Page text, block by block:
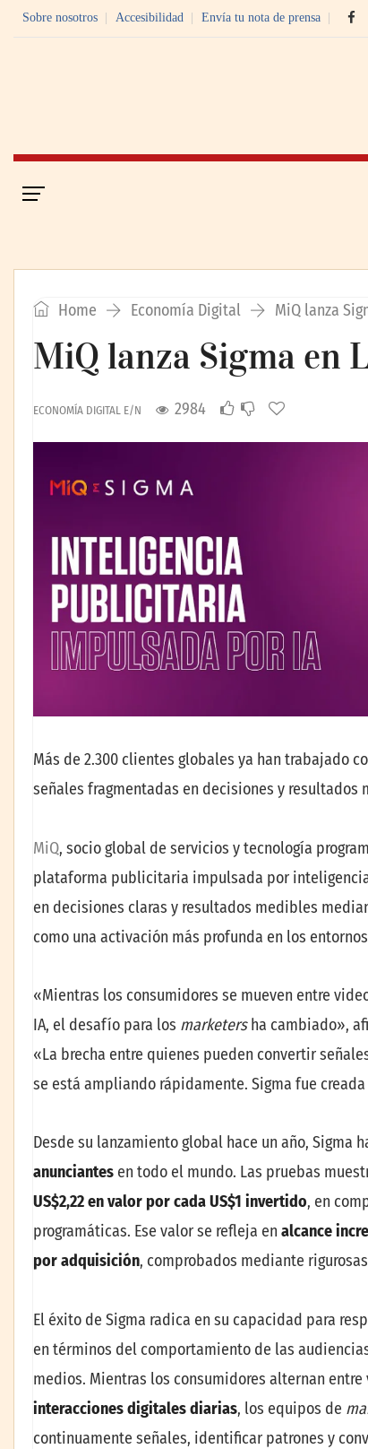
Sobre nosotros Accesibilidad Envía tu nota de prensa
Home Economía Digital MiQ lanza
MiQ lanza Sigma en
ECONOMÍA DIGITAL E/N 2984
Más de 2.300 clientes globales ya han trabajado
señales fragmentadas en decisiones y resultados
MiQ, socio global de servicios y tecnología
plataforma publicitaria impulsada por
en decisiones claras y resultados medibles
como una activación más profunda en los
«Mientras los consumidores se mueven entre
IA, el desafío para los marketersha cambiado»,
«La brecha entre quienes pueden convertir
se está ampliando rápidamente. Sigma fue
Desde su lanzamiento global hace un año, Sigma
anunciantes en todo el mundo. Las pruebas
US$2,22 en valor por cada US$1 invertido, en
programáticas. Ese valor se refleja en alcance
por adquisición, comprobados mediante
El éxito de Sigma radica en su capacidad para
en términos del comportamiento de las
medios. Mientras los consumidores alternan
interacciones digitales diarias, los equipos de
continuamente señales, identificar patrones y